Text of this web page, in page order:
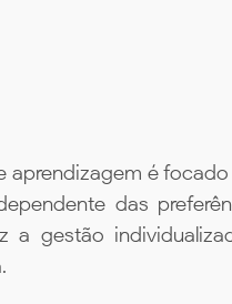
aprendizagem é
das
a gestão